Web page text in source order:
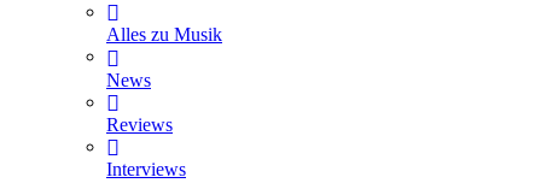
Alles zu Musik
News
Reviews
Interviews